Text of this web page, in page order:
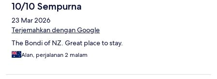
10/10 Sempurna
23 Mar 2026
Terjemahkan dengan Google
The Bondi of NZ. Great place to stay.
Alan, perjalanan 2 malam